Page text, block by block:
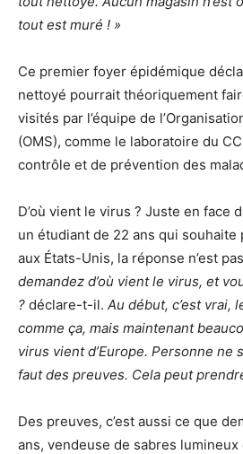
tout est muré ! »
Ce premier foyer épidémique
nettoyé pourrait théoriquement
visités par l’équipe de
(OMS), comme le laboratoire du
contrôle et de prévention des
D’où vient le virus ? Juste en face
un étudiant de 22 ans qui
aux États-Unis, la réponse n’est
demandez d’où vient le virus, et
? déclare-t-il. Au début, c’est vrai,
comme ça, mais maintenant
virus vient d’Europe. Personne ne
faut des preuves. Cela peut
Des preuves, c’est aussi ce que
ans, vendeuse de sabres